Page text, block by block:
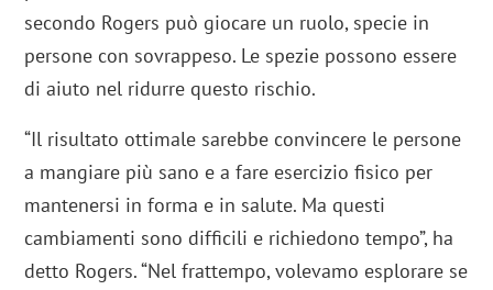
secondo Rogers può giocare un ruolo, specie in
persone con sovrappeso. Le spezie possono essere
di aiuto nel ridurre questo rischio.
“Il risultato ottimale sarebbe convincere le persone
a mangiare più sano e a fare esercizio fisico per
mantenersi in forma e in salute. Ma questi
cambiamenti sono difficili e richiedono tempo”, ha
detto Rogers. “Nel frattempo, volevamo esplorare se